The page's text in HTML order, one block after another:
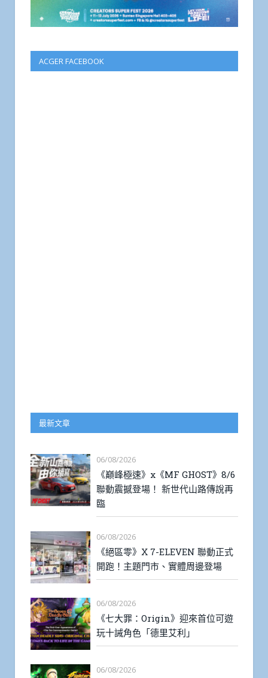
ACGER FACEBOOK
最新文章
06/08/2026
《巔峰極速》x《MF GHOST》8/6
聯動震撼登場！ 新世代山路傳說再
臨
06/08/2026
《絕區零》X 7-ELEVEN 聯動正式
開跑！主題門市、實體周邊登場
06/08/2026
《七大罪：Origin》迎來首位可遊
玩十誡角色「德里艾利」
06/08/2026